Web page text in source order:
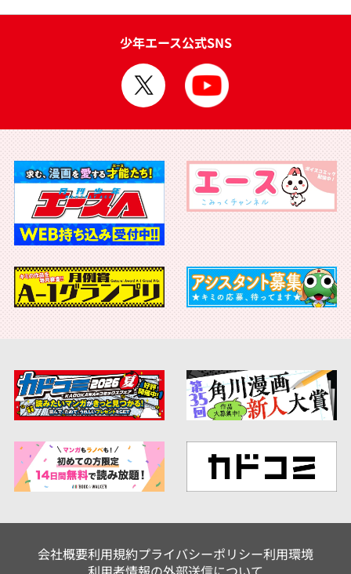
少年エース公式SNS
会社概要利用規約プライバシーポリシー利用環境